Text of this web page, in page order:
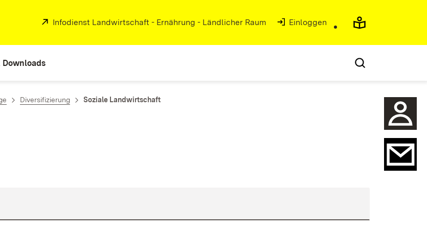
Extern:
Infodienst Landwirtschaft - Ernährung - Ländlicher Raum (Öffnet in neuem Fenster)
Einloggen
Downloads
Diversifizierung Soziale Landwirtschaft